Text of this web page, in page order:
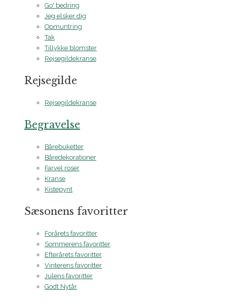
Go' bedring
Jeg elsker dig
Opmuntring
Tak
Tillykke blomster
Rejsegildekranse
Rejsegilde
Rejsegildekranse
Begravelse
Bårebuketter
Båredekorationer
Farvel roser
Kranse
Kistepynt
Sæsonens favoritter
Forårets favoritter
Sommerens favoritter
Efterårets favoritter
Vinterens favoritter
Julens favoritter
Godt Nytår